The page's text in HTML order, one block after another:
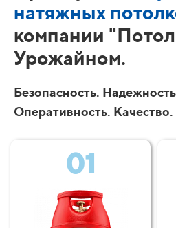
натяжных
компании
Урожайном.
Безопасность.
Оперативность.
01